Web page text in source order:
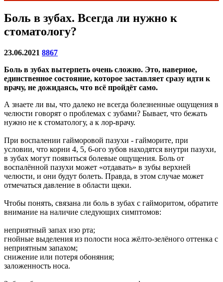
Боль в зубах. Всегда ли нужно к
стоматологу?
23.06.2021 8867
Боль в зубах вытерпеть очень сложно. Это, наверное,
единственное состояние, которое заставляет сразу идти к
врачу, не дожидаясь, что всё пройдёт само.
А знаете ли вы, что далеко не всегда болезненные ощущения в
челюсти говорят о проблемах с зубами? Бывает, что бежать
нужно не к стоматологу, а к лор-врачу.
При воспалении гайморовой пазухи - гайморите, при
условии, что корни 4, 5, 6-ого зубов находятся внутри пазухи,
в зубах могут появиться болевые ощущения. Боль от
воспалённой пазухи может «отдавать» в зубы верхней
челюсти, и они будут болеть. Правда, в этом случае может
отмечаться давление в области щеки.
Чтобы понять, связана ли боль в зубах с гайморитом, обратите
внимание на наличие следующих симптомов:
неприятный запах изо рта;
гнойные выделения из полости носа жёлто-зелёного оттенка с
неприятным запахом;
снижение или потеря обоняния;
заложенность носа.